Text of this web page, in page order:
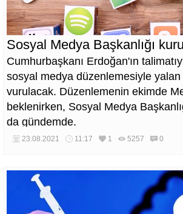
Sosyal Medya Başkanlığı
Cumhurbaşkanı Erdoğan'ın
sosyal medya düzenlemesiyle
vurulacak. Düzenlemenin ekimde
beklenirken, Sosyal Medya
da gündemde.
23.08.2021 11:17 1 5257 0